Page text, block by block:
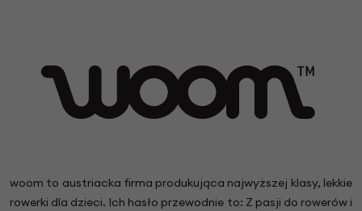
woom to austriacka firma produkująca najwyższej klasy, lekkie
rowerki dla dzieci. Ich hasło przewodnie to: Z pasji do rowerów i